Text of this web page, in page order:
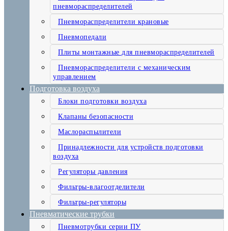
пневмораспределителей
Пневмораспределители крановые
Пневмопедали
Плиты монтажные для пневмораспределителей
Пневмораспределители с механическим
управлением
Подготовка воздуха
Блоки подготовки воздуха
Клапаны безопасности
Маслораспылители
Принадлежности для устройств подготовки
воздуха
Регуляторы давления
Фильтры-влагоотделители
Фильтры-регуляторы
Пневматические трубки
Пневмотрубки серии ПУ